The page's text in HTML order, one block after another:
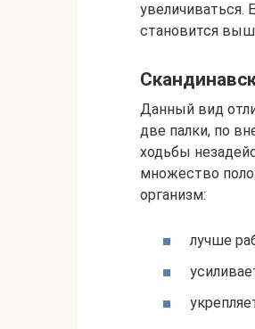
увеличиваться.
становится
Данный вид
две палки, по
ходьбы
множество
организм:
лучше